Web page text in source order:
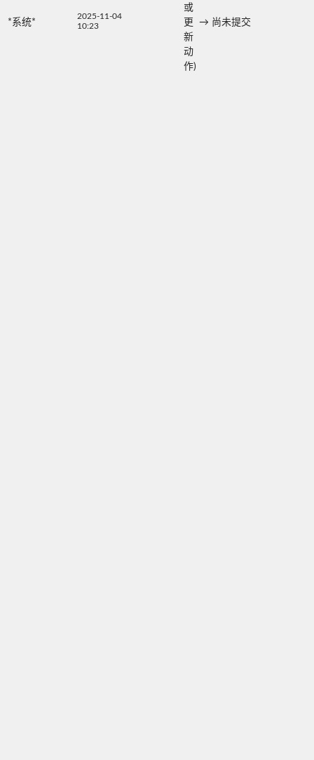
*系统*
2025-11-04
10:23
或
更
新
动
作)
→ 尚未提交